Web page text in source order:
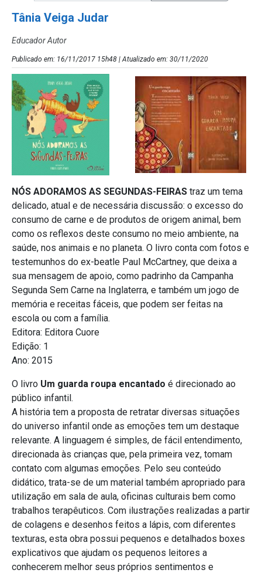
Tânia Veiga Judar
Educador Autor
Publicado em: 16/11/2017 15h48 | Atualizado em: 30/11/2020
NÓS ADORAMOS AS SEGUNDAS-FEIRAS traz um tema
delicado, atual e de necessária discussão: o excesso do
consumo de carne e de produtos de origem animal, bem
como os reflexos deste consumo no meio ambiente, na
saúde, nos animais e no planeta. O livro conta com fotos e
testemunhos do ex-beatle Paul McCartney, que deixa a
sua mensagem de apoio, como padrinho da Campanha
Segunda Sem Carne na Inglaterra, e também um jogo de
memória e receitas fáceis, que podem ser feitas na
escola ou com a família.
Editora: Editora Cuore
Edição: 1
Ano: 2015
O livro Um guarda roupa encantado é direcionado ao
público infantil.
A história tem a proposta de retratar diversas situações
do universo infantil onde as emoções tem um destaque
relevante. A linguagem é simples, de fácil entendimento,
direcionada às crianças que, pela primeira vez, tomam
contato com algumas emoções. Pelo seu conteúdo
didático, trata-se de um material também apropriado para
utilização em sala de aula, oficinas culturais bem como
trabalhos terapêuticos. Com ilustrações realizadas a partir
de colagens e desenhos feitos a lápis, com diferentes
texturas, esta obra possui pequenos e detalhados boxes
explicativos que ajudam os pequenos leitores a
conhecerem melhor seus próprios sentimentos e